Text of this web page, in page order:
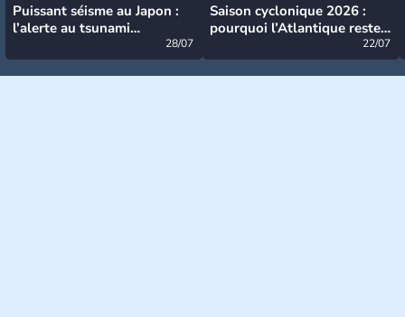
Puissant séisme au Japon :
l’alerte au tsunami
28/07
Saison cyclonique 2026 :
pourquoi l’Atlantique reste
22/07